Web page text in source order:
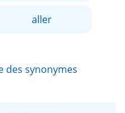
aller
des synonymes